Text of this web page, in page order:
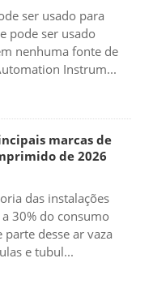
ser usado para
pode ser usado
nenhuma fonte de
Instrum...
marcas de
de 2026
das instalações
30% do consumo
desse ar vaza
e tubul...